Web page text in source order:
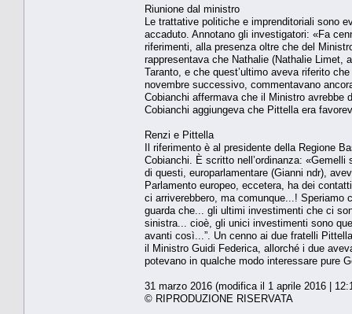
Riunione dal ministro
Le trattative politiche e imprenditoriali sono
accaduto. Annotano gli investigatori: «Fa
riferimenti, alla presenza oltre che del
rappresentava che Nathalie (Nathalie Limet,
Taranto, e che quest’ultimo aveva riferito
novembre successivo, commentavano
Cobianchi affermava che il Ministro avrebbe
Cobianchi aggiungeva che Pittella era
Renzi e Pittella
Il riferimento è al presidente della Regione
Cobianchi. È scritto nell’ordinanza:
di questi, europarlamentare (Gianni ndr),
Parlamento europeo, eccetera, ha dei
ci arriverebbero, ma comunque...!
guarda che... gli ultimi investimenti che ci
sinistra... cioè, gli unici investimenti sono
avanti così...”. Un cenno ai due fratelli
il Ministro Guidi Federica, allorché i due
potevano in qualche modo interessare pure
31 marzo 2016 (modifica il 1 aprile 2016 |
© RIPRODUZIONE RISERVATA